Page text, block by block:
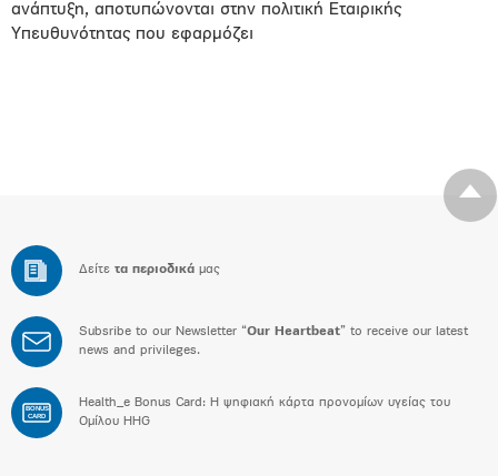
ανάπτυξη, αποτυπώνονται στην πολιτική Εταιρικής
Υπευθυνότητας που εφαρμόζει
Δείτε τα περιοδικά μας
Subsribe to our Newsletter “Our Heartbeat” to receive our latest
news and privileges.
BONUS
CARD
Health_e Bonus Card: H ψηφιακή κάρτα προνομίων υγείας του
Ομίλου HHG